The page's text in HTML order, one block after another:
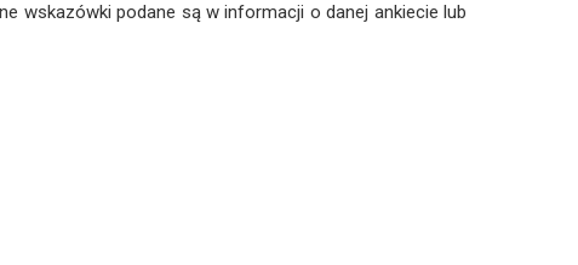
wskazówki podane są w informacji o danej ankiecie lub